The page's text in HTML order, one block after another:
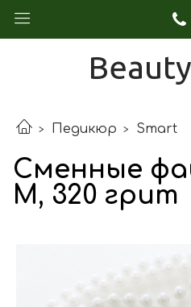
Педикюр Smart
Сменные
М, 320 грит